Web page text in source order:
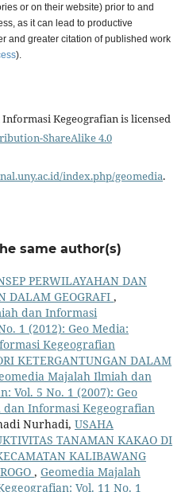
or on their website) prior to and
as it can lead to productive
and greater citation of published work
).
Kegeografian is licensed
ShareAlike 4.0
index.php/geomedia.
same author(s)
PERWILAYAHAN DAN
DALAM GEOGRAFI ,
dan Informasi
1 (2012): Geo Media:
Kegeografian
KETERGANTUNGAN DALAM
Majalah Ilmiah dan
Vol. 5 No. 1 (2007): Geo
Informasi Kegeografian
Nurhadi, USAHA
TANAMAN KAKAO DI
KALIBAWANG
, Geomedia Majalah
Vol. 11 No. 1